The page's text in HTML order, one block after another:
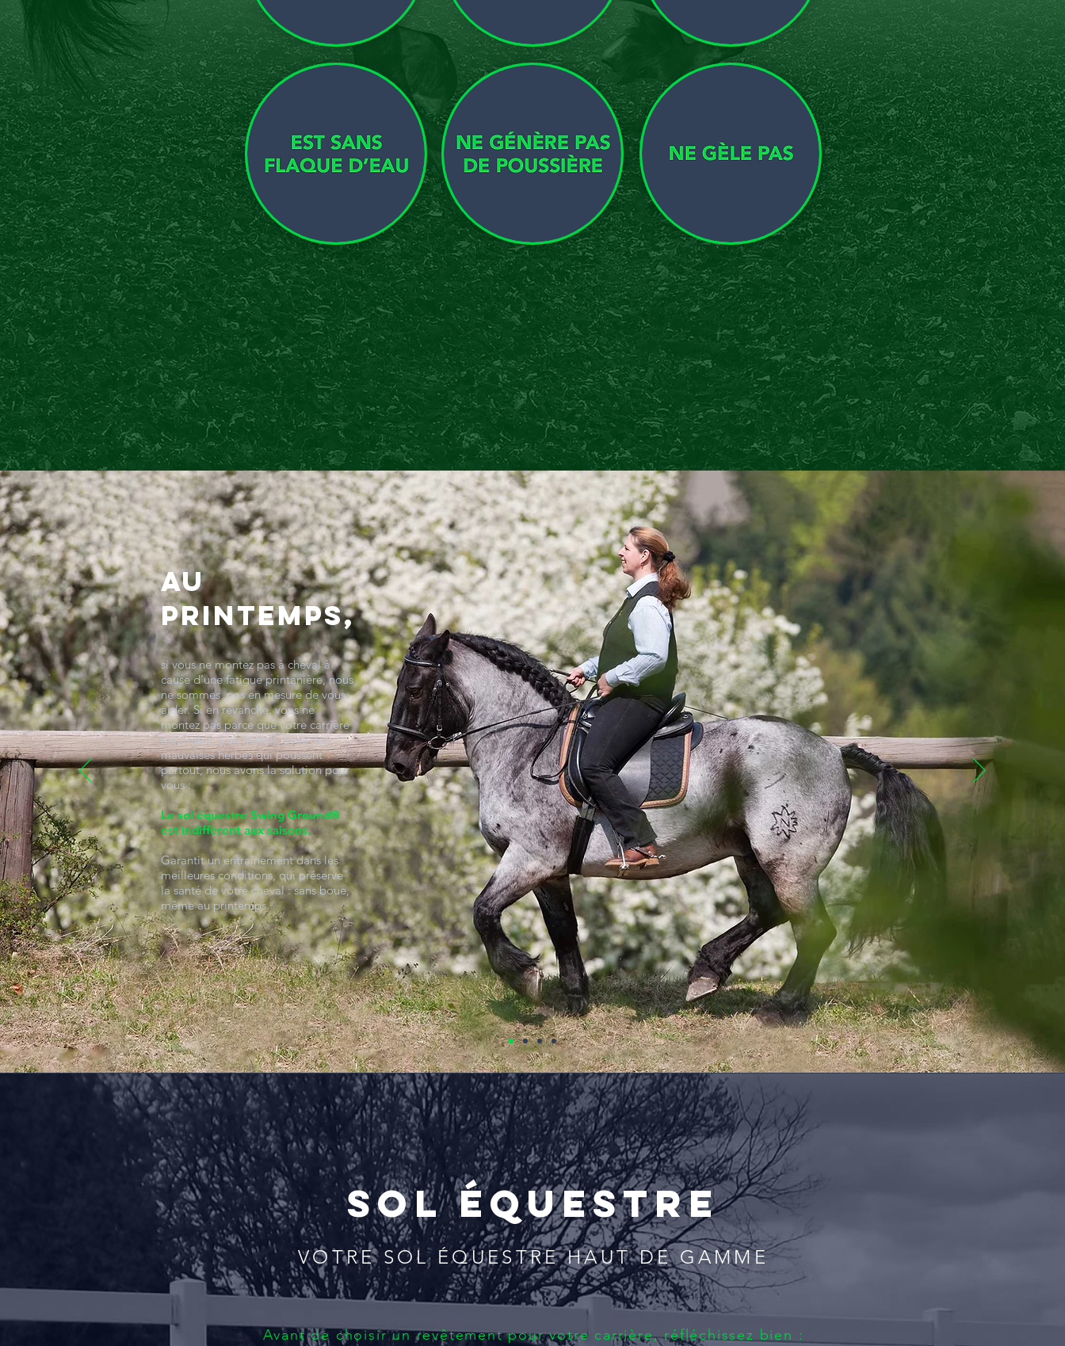
AU
PRINTEMPS,
si vous ne montez pas à cheval à
cause d’une fatigue printanière, nous
ne sommes pas en mesure de vous
aider. Si en revanche, vous ne
montez pas parce que votre carrière
ressemble à un marais, avec des
mauvaises herbes qui poussent
partout, nous avons la solution pour
vous :
Le sol équestre Swing Ground®
est indifférent aux saisons.
Garantit un entraînement dans les
meilleures conditions, qui préserve
la santé de votre cheval : sans boue,
même au printemps.
SOL ÉQUESTRE
VOTRE SOL ÉQUESTRE HAUT DE GAMME
Avant de choisir un revêtement pour votre carrière, réfléchissez bien :